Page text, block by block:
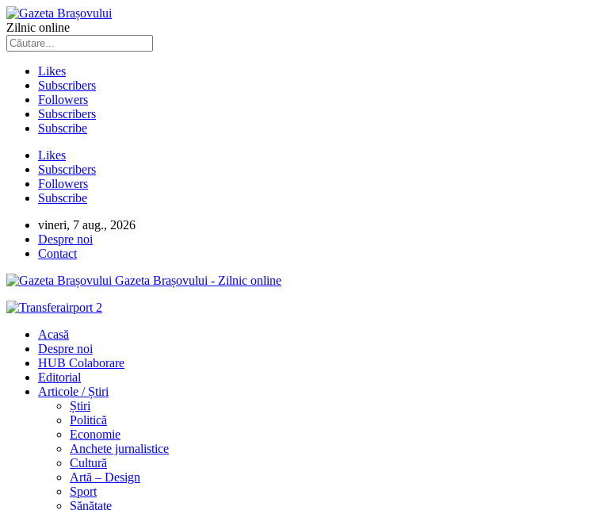
Zilnic online
Likes
Subscribers
Followers
Subscribers
Subscribe
Likes
Subscribers
Followers
Subscribe
vineri, 7 aug., 2026
Despre noi
Contact
Gazeta Brașovului - Zilnic online
Acasă
Despre noi
HUB Colaborare
Editorial
Articole / Știri
Știri
Politică
Economie
Anchete jurnalistice
Cultură
Artă – Design
Sport
Sănătate